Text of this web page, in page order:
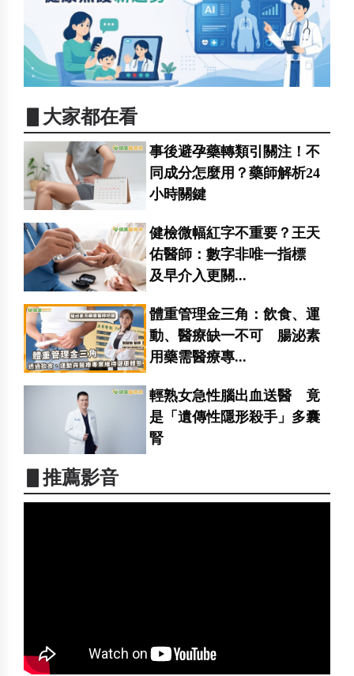
▋大家都在看
事後避孕藥轉類引關注！不
同成分怎麼用？藥師解析24
小時關鍵
健檢微幅紅字不重要？王天
佑醫師：數字非唯一指標
及早介入更關...
體重管理金三角：飲食、運
動、醫療缺一不可 腸泌素
用藥需醫療專...
輕熟女急性腦出血送醫 竟
是「遺傳性隱形殺手」多囊
腎
▋推薦影音